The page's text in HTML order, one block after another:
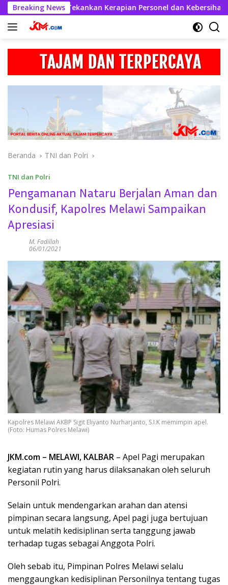
Langsung
ke
konten
Breaking News
Kahfi Tekankan Kerapian Personel dan Kebersihan Mako
Beranda TNI dan Polri
TNI dan Polri
Pengamanan Nataru Berjalan Aman dan
Kondusif, Kapolres Melawi Sampaikan
Apresiasi
M. Fadillah
06/01/2021
Kapolres Melawi AKBP Sigit Eliyanto Nurharjanto, S.I.K memimpin apel.
(Foto: Humas Polres Melawi)
JKM.com – MELAWI, KALBAR – Apel Pagi merupakan
kegiatan rutin yang harus dilaksanakan oleh seluruh
Personil Polri.
Selain untuk mendengarkan arahan dan atensi
pimpinan secara langsung, Apel pagi juga bertujuan
untuk melatih kedisiplinan serta tanggung jawab
terhadap tugas sebagai Anggota Polri.
Oleh sebab itu, Pimpinan Polres Melawi selalu
menggaungkan kedisiplinan Personilnya tentang tugas